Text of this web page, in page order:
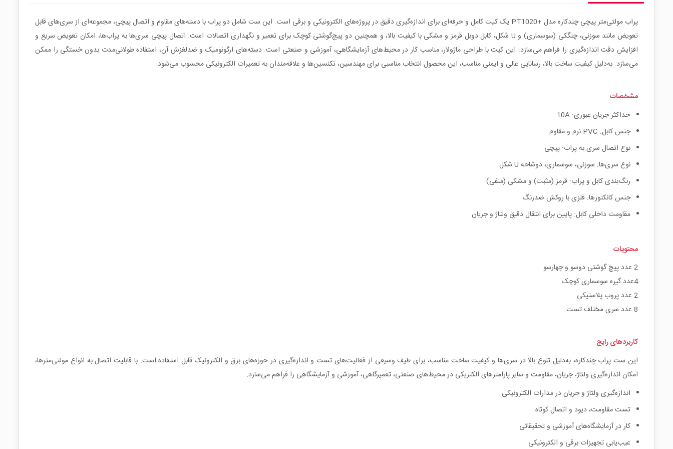
پراب مولتی‌متر پیچی چندکاره مدل +PT1020 یک کیت کامل و حرفه‌ای برای اندازه‌گیری دقیق در پروژه‌های الکترونیکی و برقی است. این ست شامل دو پراب با دسته‌های مقاوم و اتصال پیچی، مجموعه‌ای از سری‌های قابل
تعویض مانند سوزنی، چنگکی (سوسماری) و U شکل، کابل دوبل قرمز و مشکی با کیفیت بالا، و همچنین دو پیچ‌گوشتی کوچک برای تعمیر و نگهداری اتصالات است. اتصال پیچی سری‌ها به پراب‌ها، امکان تعویض سریع و
افزایش دقت اندازه‌گیری را فراهم می‌سازد. این کیت با طراحی ماژولار، مناسب کار در محیط‌های آزمایشگاهی، آموزشی و صنعتی است. دسته‌های ارگونومیک و ضدلغزش آن، استفاده طولانی‌مدت بدون خستگی را ممکن
می‌سازد. به‌دلیل کیفیت ساخت بالا، رسانایی عالی و ایمنی مناسب، این محصول انتخاب مناسبی برای مهندسین، تکنسین‌ها و علاقه‌مندان به تعمیرات الکترونیکی محسوب می‌شود.
مشخصات
حداکثر جریان عبوری: 10A
جنس کابل: PVC نرم و مقاوم
نوع اتصال سری به پراب: پیچی
نوع سری‌ها: سوزنی، سوسماری، دوشاخه U شکل
رنگ‌بندی کابل و پراب: قرمز (مثبت) و مشکی (منفی)
جنس کانکتورها: فلزی با روکش ضدزنگ
مقاومت داخلی کابل: پایین برای انتقال دقیق ولتاژ و جریان
محتویات
2 عدد پیچ گوشتی دوسو و چهارسو
4عدد گیره سوسماری کوچک
2 عدد پروب پلاستیکی
8 عدد سری مختلف تست
کاربردهای رایج
این ست پراب چندکاره، به‌دلیل تنوع بالا در سری‌ها و کیفیت ساخت مناسب، برای طیف وسیعی از فعالیت‌های تست و اندازه‌گیری در حوزه‌های برق و الکترونیک قابل استفاده است. با قابلیت اتصال به انواع مولتی‌مترها،
امکان اندازه‌گیری ولتاژ، جریان، مقاومت و سایر پارامترهای الکتریکی در محیط‌های صنعتی، تعمیرگاهی، آموزشی و آزمایشگاهی را فراهم می‌سازد.
اندازه‌گیری ولتاژ و جریان در مدارات الکترونیکی
تست مقاومت، دیود و اتصال کوتاه
کار در آزمایشگاه‌های آموزشی و تحقیقاتی
عیب‌یابی تجهیزات برقی و الکترونیکی